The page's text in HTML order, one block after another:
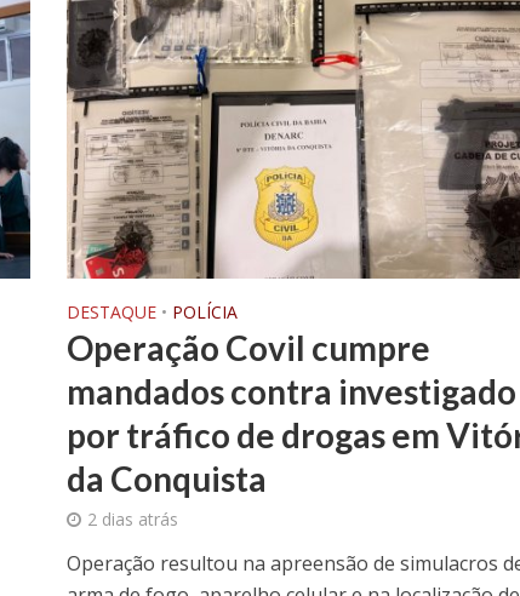
DESTAQUE • POLÍCIA
Operação Covil cumpre
mandados contra investigado
por tráfico de drogas em
da Conquista
2 dias atrás
Operação resultou na apreensão de simulacros